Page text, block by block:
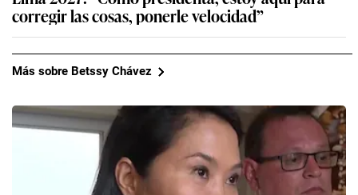
corregir las cosas, ponerle velocidad”
Más sobre Betssy Chávez